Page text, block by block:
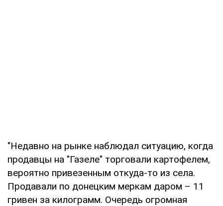
"Недавно на рынке наблюдал ситуацию, когда
продавцы на "Газеле" торговали картофелем,
вероятно привезенным откуда-то из села.
Продавали по донецким меркам даром – 11
гривен за килограмм. Очередь огромная